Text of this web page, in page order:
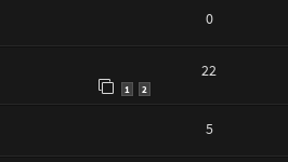
0
1 2
22
5